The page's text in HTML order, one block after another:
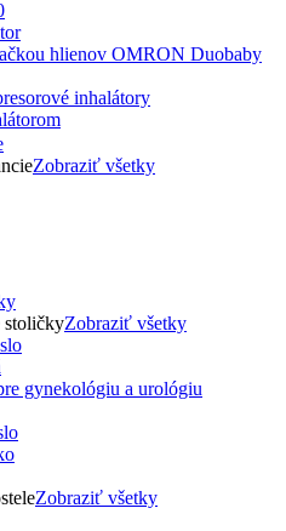
Zobraziť všetky
stoličkyZobraziť všetky
Zobraziť všetky